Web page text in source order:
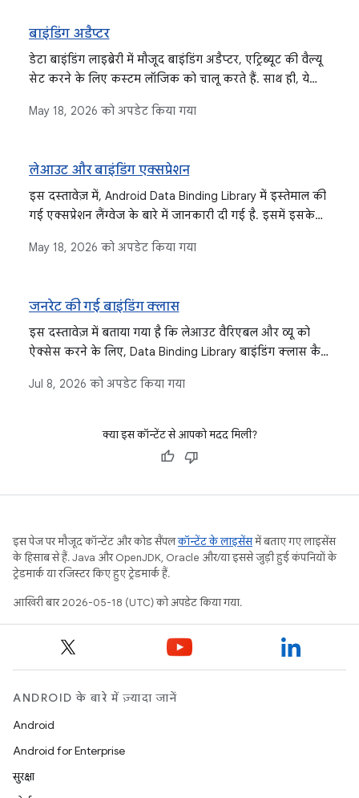
बाइंडिंग अडैप्टर
डेटा बाइंडिंग लाइब्रेरी में मौजूद बाइंडिंग अडैप्टर, एट्रिब्यूट की वैल्यू
सेट करने के लिए कस्टम लॉजिक को चालू करते हैं. साथ ही, ये
कन्वर्ज़न मैनेज करते हैं.
May 18, 2026 को अपडेट किया गया
लेआउट और बाइंडिंग एक्सप्रेशन
इस दस्तावेज़ में, Android Data Binding Library में इस्तेमाल की
गई एक्सप्रेशन लैंग्वेज के बारे में जानकारी दी गई है. इसमें इसके
हैंडलिंग के तरीके, और इंपोर्ट, वैरिएबल, और शामिल किए गए डेटा
May 18, 2026 को अपडेट किया गया
जनरेट की गई बाइंडिंग क्लास
इस दस्तावेज़ में बताया गया है कि लेआउट वैरिएबल और व्यू को
ऐक्सेस करने के लिए, Data Binding Library बाइंडिंग क्लास कैसे
को बनाने, पसंद के मुताबिक बनाने, और इस्तेमाल करने का तरीका
Jul 8, 2026 को अपडेट किया गया
क्या इस कॉन्टेंट से आपको मदद मिली?
इस पेज पर मौजूद कॉन्टेंट और कोड सैंपलकॉन्टेंट के लाइसेंसमें बताए गए लाइसेंस
के हिसाब से हैं. Java और OpenJDK, Oracle और/या इससे जुड़ी हुई कंपनियों के
ट्रेडमार्क या रजिस्टर किए हुए ट्रेडमार्क हैं.
आखिरी बार 2026-05-18 (UTC) को अपडेट किया गया.
ANDROID के बारे में ज़्यादा जानें
Android
Android for Enterprise
सुरक्षा